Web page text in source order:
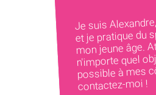
Je suis
et je pratique du
mon jeune âge.
n'importe quel
possible à mes
contactez-moi !